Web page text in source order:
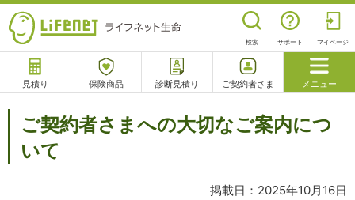
検索 サポート マイページ
見積り 保険商品 診断見積り ご契約者さま メニュー
サポート
閉じる
相談予約 よくあるご質問
ご契約者さまへの大切なご案内につ
いて
掲載日：2025年10月16日